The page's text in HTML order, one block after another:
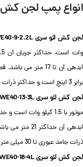
انواع پمپ لجن کش
لجن کش لئو سری 80SWE40-9-2.2L:
برابر 3 اینچ است و حداکثر ذرات جامد عبوری تا 30 میلی متر است.
لجن کش لئو سری 80SWE40-13-3L:
ذرات جامد عبوری تا 30 میلی متر است.
لجن کش لئو سری 80SWE40-18-4L: